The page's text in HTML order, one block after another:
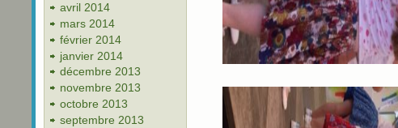
avril 2014
mars 2014
février 2014
janvier 2014
décembre 2013
novembre 2013
octobre 2013
septembre 2013